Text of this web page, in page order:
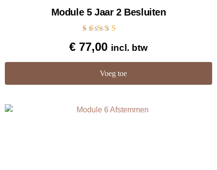
Module 5 Jaar 2 Besluiten
5.00
uit 5
€ 77,00 incl. btw
Voeg toe